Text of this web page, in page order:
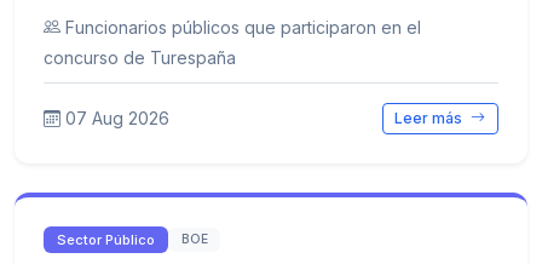
Funcionarios públicos que participaron en el
concurso de Turespaña
07 Aug 2026 Leer más
Sector Público BOE